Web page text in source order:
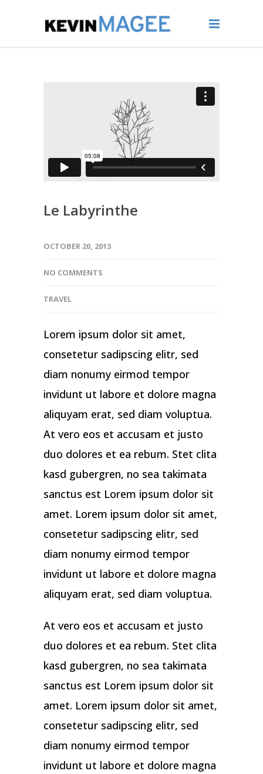
Le Labyrinthe
OCTOBER 20, 2013
NO COMMENTS
TRAVEL
Lorem ipsum dolor sit amet,
consetetur sadipscing elitr, sed
diam nonumy eirmod tempor
invidunt ut labore et dolore magna
aliquyam erat, sed diam voluptua.
At vero eos et accusam et justo
duo dolores et ea rebum. Stet clita
kasd gubergren, no sea takimata
sanctus est Lorem ipsum dolor sit
amet. Lorem ipsum dolor sit amet,
consetetur sadipscing elitr, sed
diam nonumy eirmod tempor
invidunt ut labore et dolore magna
aliquyam erat, sed diam voluptua.
At vero eos et accusam et justo
duo dolores et ea rebum. Stet clita
kasd gubergren, no sea takimata
sanctus est Lorem ipsum dolor sit
amet. Lorem ipsum dolor sit amet,
consetetur sadipscing elitr, sed
diam nonumy eirmod tempor
invidunt ut labore et dolore magna